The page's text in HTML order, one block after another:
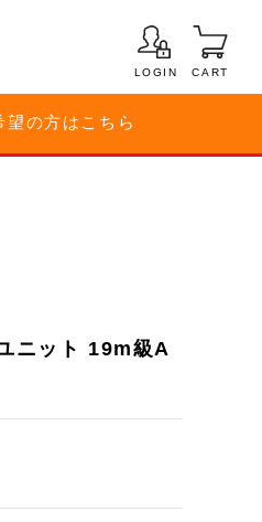
LOGIN CART
望の方はこちら
ニット 19m級A